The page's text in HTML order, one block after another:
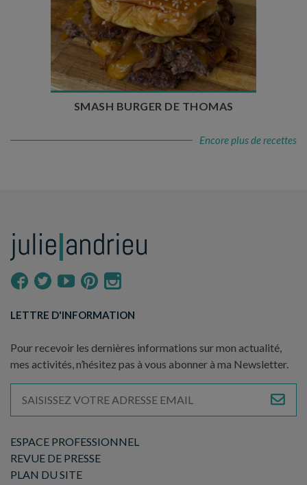
Temps de préparation : 20 min
Temps de cuisson : 5 à 10 min
Nombre de couverts : 4
SMASH BURGER DE THOMAS
Encore plus de recettes
ESPACE PROFESSIONNEL
REVUE DE PRESSE
PLAN DU SITE
LETTRE D'INFORMATION
Pour recevoir les dernières informations sur mon actualité,
mes activités, n’hésitez pas à vous abonner à ma Newsletter.